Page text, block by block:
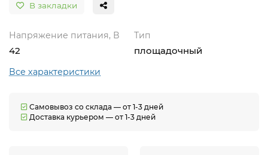
В закладки
Напряжение питания, В
42
Тип
площадочный
Все характеристики
Самовывоз со склада — от 1-3 дней
Доставка курьером — от 1-3 дней